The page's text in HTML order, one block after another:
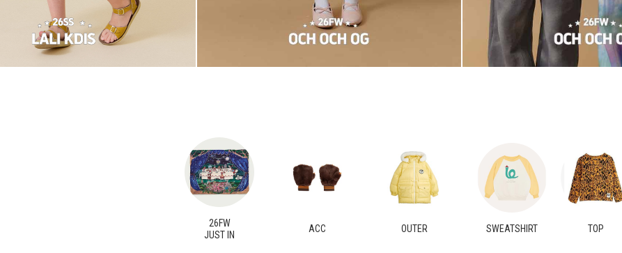
26FW
JUST IN
ACC OUTER SWEATSHIRT TOP